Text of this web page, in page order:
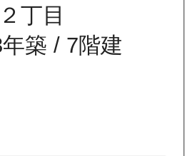
丁目
築 / 7階建